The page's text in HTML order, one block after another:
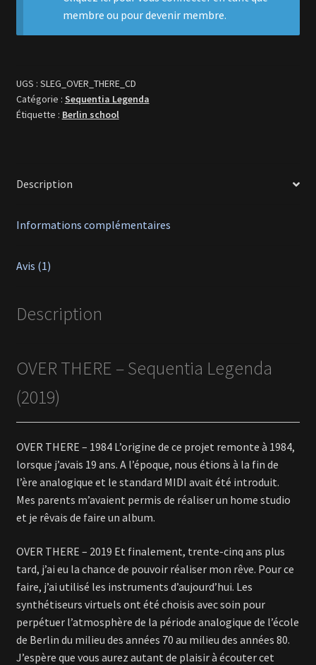
membre ou pour devenir membre.
UGS : SLEG_OVER_THERE_CD
Catégorie : Sequentia Legenda
Étiquette : Berlin school
Description
Informations complémentaires
Avis (1)
Description
OVER THERE – Sequentia Legenda
(2019)
OVER THERE – 1984 L’origine de ce projet remonte à 1984,
lorsque j’avais 19 ans. A l’époque, nous étions à la fin de
l’ère analogique et le standard MIDI avait été introduit.
Mes parents m’avaient permis de réaliser un home studio
et je rêvais de faire un album.
OVER THERE – 2019 Et finalement, trente-cinq ans plus
tard, j’ai eu la chance de pouvoir réaliser mon rêve. Pour ce
faire, j’ai utilisé les instruments d’aujourd’hui. Les
synthétiseurs virtuels ont été choisis avec soin pour
perpétuer l’atmosphère de la période analogique de l’école
de Berlin du milieu des années 70 au milieu des années 80.
J’espère que vous aurez autant de plaisir à écouter cet